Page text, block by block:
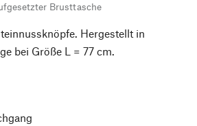
Brusttasche
Hergestellt in
bei Größe L = 77 cm.